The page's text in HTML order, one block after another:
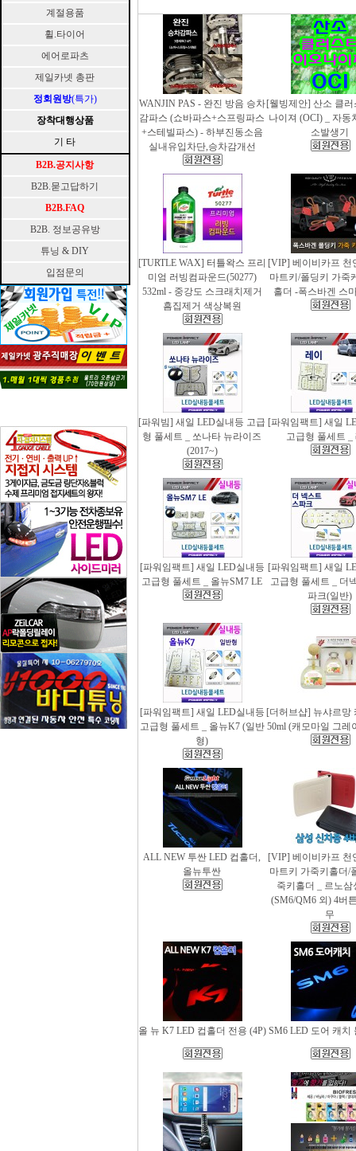
계절용품
휠.타이어
에어로파츠
제일카넷 총판
정회원방(특가)
장착대행상품
기 타
B2B.공지사항
B2B.묻고답하기
B2B.FAQ
B2B. 정보공유방
튜닝 & DIY
입점문의
WANJIN PAS - 완진 방음 승차
감파스 (쇼바파스+스프링파스
+스테빌파스) - 하부진동소음
실내유입차단,승차감개선
[웰빙제안] 산소 클
나이져 (OCI) _ 자동
소발생기
[TURTLE WAX] 터틀왁스 프리
미엄 러빙컴파운드(50277)
532ml - 중강도 스크래치제거
흠집제거 색상복원
[VIP] 베이비카프 천
마트키/폴딩키 가죽
홀더 -폭스바겐 스
[파워빔] 새일 LED실내등 고급
형 풀세트 _ 쏘나타 뉴라이즈
(2017~)
[파워임팩트] 새일
고급형 풀세트 _
[파워임팩트] 새일 LED실내등
고급형 풀세트 _ 올뉴SM7 LE
[파워임팩트] 새일
고급형 풀세트 _ 더
파크(일반)
[파워임팩트] 새일 LED실내등
고급형 풀세트 _ 올뉴K7 (일반
형)
[더허브샵] 뉴샤르망
50ml (캐모마일 그레
ALL NEW 투싼 LED 컵홀더,
올뉴투싼
[VIP] 베이비카프 천
마트키 가죽키홀더/
죽키홀더 _ 르노삼
(SM6/QM6 외) 4버
무
올 뉴 K7 LED 컵홀더 전용 (4P) SM6 LED 도어 캐치